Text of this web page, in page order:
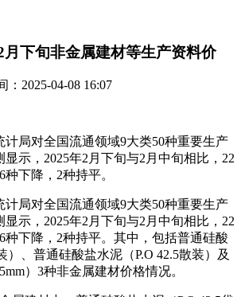
月下旬非金属建材等生产资料价
：2025-04-08 16:07
局对全国流通领域9大类50种重要生产
示，2025年2月下旬与2月中旬相比，22
下降，2种持平。
局对全国流通领域9大类50种重要生产
示，2025年2月下旬与2月中旬相比，22
种下降，2种持平。其中，包括普通硅酸
）、普通硅酸盐水泥（P.O 42.5散装）及
）3种非金属建材价格情况。